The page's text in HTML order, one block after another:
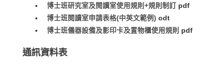
博士班研究室及閱讀室使用規則+規則制訂
pdf
博士班閱讀室申請表格(中英文範例) odt
博士班儀器設備及影印卡及置物櫃使用規則 pdf
通訊資料表